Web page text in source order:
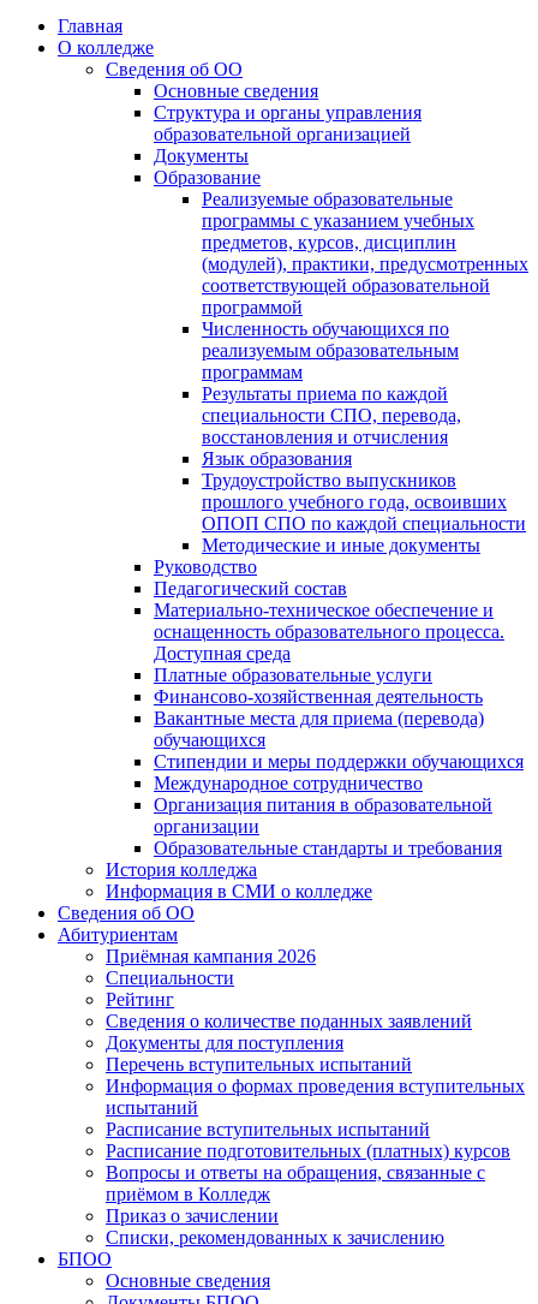
Главная
О колледже
Сведения об ОО
Основные сведения
Структура и органы управления
образовательной организацией
Документы
Образование
Реализуемые образовательные
программы с указанием учебных
предметов, курсов, дисциплин
(модулей), практики, предусмотренных
соответствующей образовательной
программой
Численность обучающихся по
реализуемым образовательным
программам
Результаты приема по каждой
специальности СПО, перевода,
восстановления и отчисления
Язык образования
Трудоустройство выпускников
прошлого учебного года, освоивших
ОПОП СПО по каждой специальности
Методические и иные документы
Руководство
Педагогический состав
Материально-техническое обеспечение и
оснащенность образовательного процесса.
Доступная среда
Платные образовательные услуги
Финансово-хозяйственная деятельность
Вакантные места для приема (перевода)
обучающихся
Стипендии и меры поддержки обучающихся
Международное сотрудничество
Организация питания в образовательной
организации
Образовательные стандарты и требования
История колледжа
Информация в СМИ о колледже
Сведения об ОО
Абитуриентам
Приёмная кампания 2026
Специальности
Рейтинг
Сведения о количестве поданных заявлений
Документы для поступления
Перечень вступительных испытаний
Информация о формах проведения вступительных
испытаний
Расписание вступительных испытаний
Расписание подготовительных (платных) курсов
Вопросы и ответы на обращения, связанные с
приёмом в Колледж
Приказ о зачислении
Списки, рекомендованных к зачислению
БПОО
Основные сведения